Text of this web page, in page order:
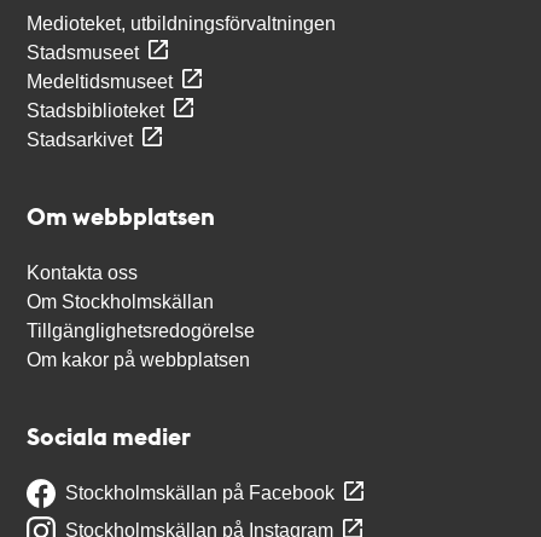
Medioteket, utbildningsförvaltningen
Stadsmuseet
Medeltidsmuseet
Stadsbiblioteket
Stadsarkivet
Om webbplatsen
Kontakta oss
Om Stockholmskällan
Tillgänglighetsredogörelse
Om kakor på webbplatsen
Sociala medier
Stockholmskällan på Facebook
Stockholmskällan på Instagram